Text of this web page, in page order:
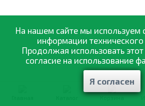
Корзина
На нашем сайте мы используем
информации технического
Продолжая использовать
согласие на использование
Я согласен